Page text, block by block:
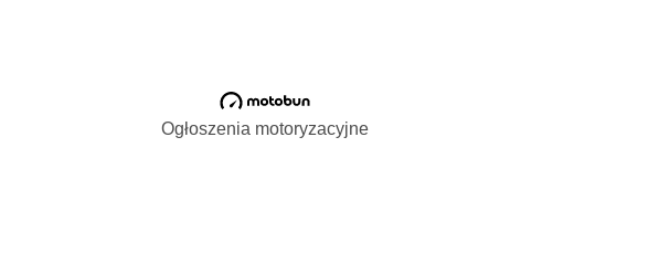
Ogłoszenia motoryzacyjne